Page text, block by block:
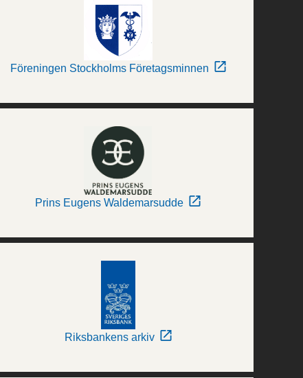
Föreningen Stockholms Företagsminnen
Prins Eugens Waldemarsudde
Riksbankens arkiv